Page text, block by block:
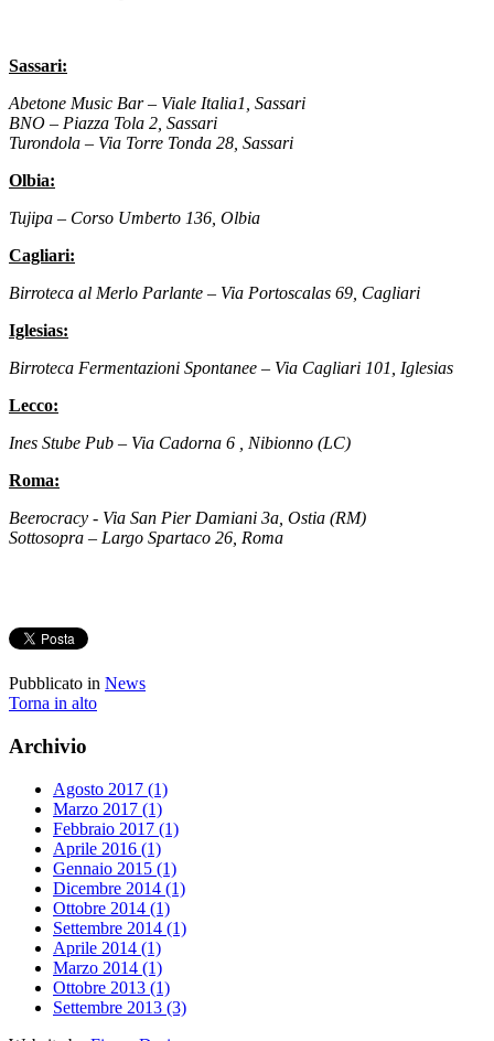
Sassari:
Abetone Music Bar– Viale Italia1, Sassari
BNO – Piazza Tola 2, Sassari
Turondola – Via Torre Tonda 28, Sassari
Olbia:
Tujipa – Corso Umberto 136, Olbia
Cagliari:
Birroteca al Merlo Parlante – Via Portoscalas 69, Cagliari
Iglesias:
Birroteca Fermentazioni Spontanee – Via Cagliari 101, Iglesias
Lecco:
Ines Stube Pub – Via Cadorna 6 , Nibionno (LC)
Roma:
Beerocracy - Via San Pier Damiani 3a, Ostia (RM)
Sottosopra – Largo Spartaco 26, Roma
Pubblicato in News
Torna in alto
Archivio
Agosto 2017 (1)
Marzo 2017 (1)
Febbraio 2017 (1)
Aprile 2016 (1)
Gennaio 2015 (1)
Dicembre 2014 (1)
Ottobre 2014 (1)
Settembre 2014 (1)
Aprile 2014 (1)
Marzo 2014 (1)
Ottobre 2013 (1)
Settembre 2013 (3)